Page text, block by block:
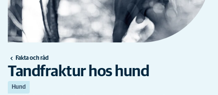
Fakta och råd
Tandfraktur hos hund
Hund